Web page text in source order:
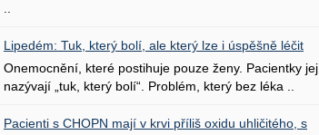
..
Lipedém: Tuk, který bolí, ale který lze i úspěšně léčit
Onemocnění, které postihuje pouze ženy. Pacientky jej
nazývají „tuk, který bolí“. Problém, který bez léka ..
Pacienti s CHOPN mají v krvi příliš oxidu uhličitého, s